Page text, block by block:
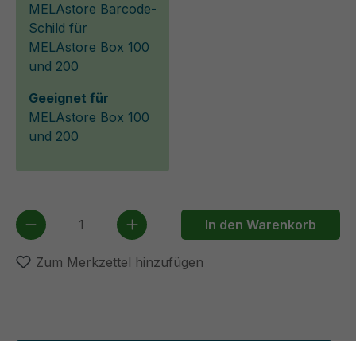
MELAstore Barcode-
Schild für
MELAstore Box 100
und 200
Geeignet für
MELAstore Box 100
und 200
Produkt Anzahl: Gib den gewünschten
In den Warenkorb
Zum Merkzettel hinzufügen